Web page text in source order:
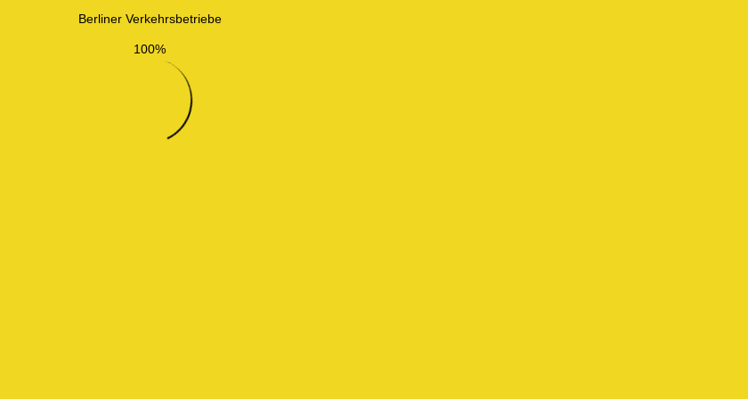
Berliner Verkehrsbetriebe
100%